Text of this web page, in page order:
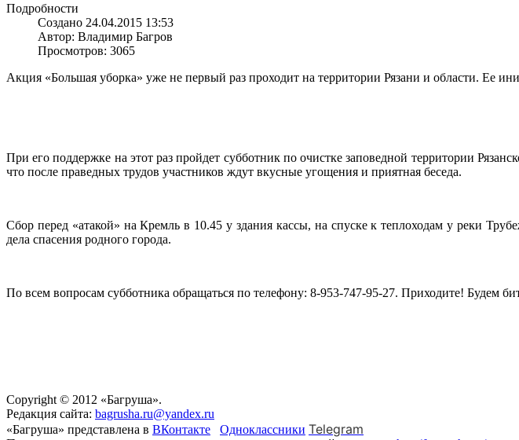
Подробности
Создано 24.04.2015 13:53
Автор: Владимир Багров
Просмотров: 3065
Акция «Большая уборка» уже не первый раз проходит на территории Рязани и области. Ее
При его поддержке на этот раз пройдет субботник по очистке заповедной территории
что после праведных трудов участников ждут вкусные угощения и приятная беседа.
Сбор перед «атакой» на Кремль в 10.45 у здания кассы, на спуске к теплоходам у реки
дела спасения родного города.
По всем вопросам субботника обращаться по телефону: 8-953-747-95-27. Приходите! Будем
Copyright © 2012 «Багруша».
Редакция сайта: bagrusha.ru@yandex.ru
«Багруша» представлена в ВКонтакте Одноклассники Telegram